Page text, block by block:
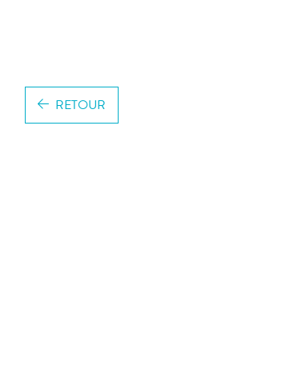
RETOUR